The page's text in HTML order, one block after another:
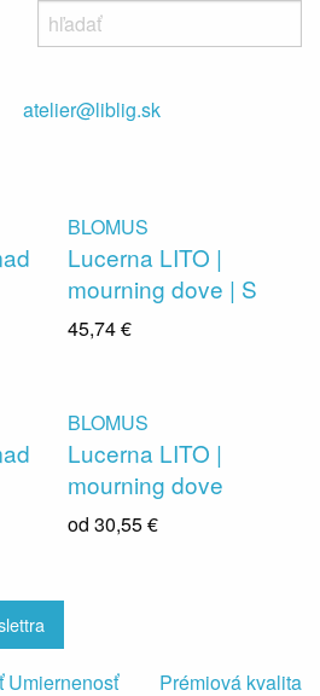
atelier@liblig.sk
BLOMUS
Lucerna LITO |
mourning dove | S
45,74 €
BLOMUS
Lucerna LITO |
mourning dove
od 30,55 €
Umiernenosť
Prémiová kvalita